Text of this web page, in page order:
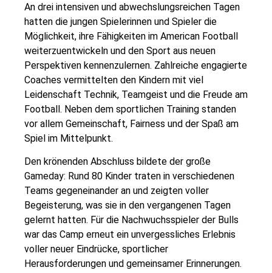
An drei intensiven und abwechslungsreichen Tagen
hatten die jungen Spielerinnen und Spieler die
Möglichkeit, ihre Fähigkeiten im American Football
weiterzuentwickeln und den Sport aus neuen
Perspektiven kennenzulernen. Zahlreiche engagierte
Coaches vermittelten den Kindern mit viel
Leidenschaft Technik, Teamgeist und die Freude am
Football. Neben dem sportlichen Training standen
vor allem Gemeinschaft, Fairness und der Spaß am
Spiel im Mittelpunkt.
Den krönenden Abschluss bildete der große
Gameday: Rund 80 Kinder traten in verschiedenen
Teams gegeneinander an und zeigten voller
Begeisterung, was sie in den vergangenen Tagen
gelernt hatten. Für die Nachwuchsspieler der Bulls
war das Camp erneut ein unvergessliches Erlebnis
voller neuer Eindrücke, sportlicher
Herausforderungen und gemeinsamer Erinnerungen.